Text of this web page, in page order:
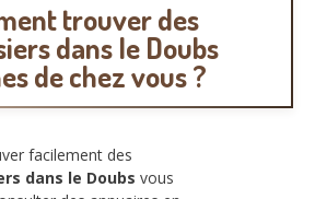
trouver des
dans le Doubs
de chez vous ?
facilement des
dans le Doubs vous